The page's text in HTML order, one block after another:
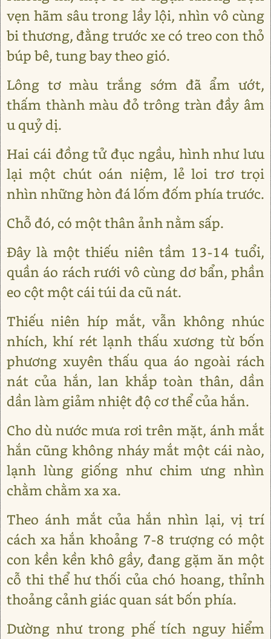
vẹn hãm sâu trong lầy lội, nhìn vô cùng
bi thương, đằng trước xe có treo con thỏ
búp bê, tung bay theo gió.
Lông tơ màu trắng sớm đã ẩm ướt,
thấm thành màu đỏ trông tràn đầy âm
u quỷ dị.
Hai cái đồng tử đục ngầu, hình như lưu
lại một chút oán niệm, lẻ loi trơ trọi
nhìn những hòn đá lốm đốm phía trước.
Chỗ đó, có một thân ảnh nằm sấp.
Đây là một thiếu niên tầm 13-14 tuổi,
quần áo rách rưới vô cùng dơ bẩn, phần
eo cột một cái túi da cũ nát.
Thiếu niên híp mắt, vẫn không nhúc
nhích, khí rét lạnh thấu xương từ bốn
phương xuyên thấu qua áo ngoài rách
nát của hắn, lan khắp toàn thân, dần
dần làm giảm nhiệt độ cơ thể của hắn.
Cho dù nước mưa rơi trên mặt, ánh mắt
hắn cũng không nháy mắt một cái nào,
lạnh lùng giống như chim ưng nhìn
chằm chằm xa xa.
Theo ánh mắt của hắn nhìn lại, vị trí
cách xa hắn khoảng 7-8 trượng có một
con kền kền khô gầy, đang gặm ăn một
cỗ thi thể hư thối của chó hoang, thỉnh
thoảng cảnh giác quan sát bốn phía.
Dường như trong phế tích nguy hiểm